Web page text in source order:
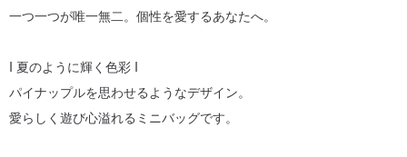
一つ一つが唯一無二。個性を愛するあなたへ。
I 夏のように輝く色彩 I
パイナップルを思わせるようなデザイン。
愛らしく遊び心溢れるミニバッグです。